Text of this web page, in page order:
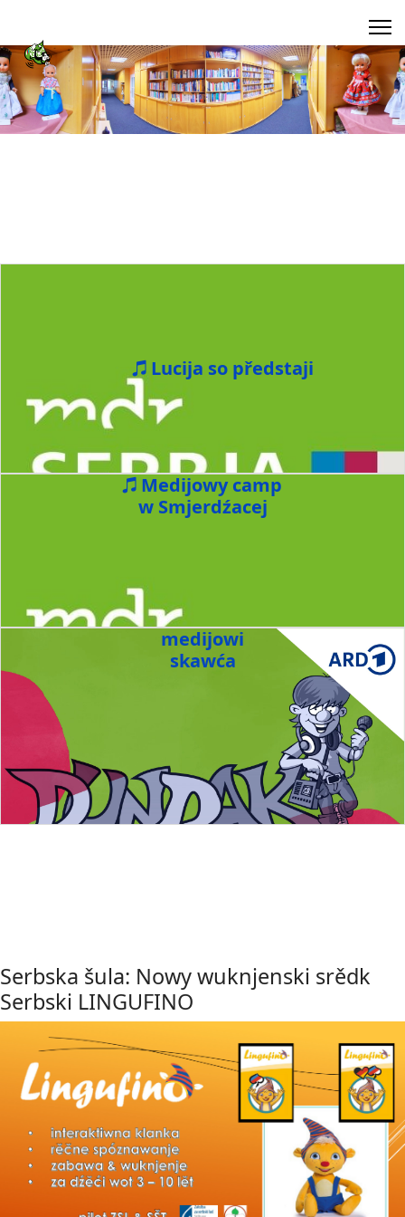
Lucija so předstaji
Medijowy camp
w Smjerdźacej
medijowi
skawća
Serbska šula: Nowy wuknjenski srědk
Serbski LINGUFINO